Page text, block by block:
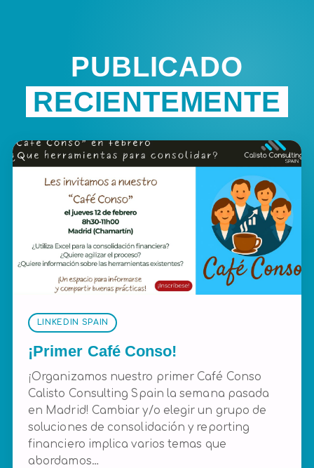
PUBLICADO
RECIENTEMENTE
LINKEDIN SPAIN
¡Primer Café Conso!
¡Organizamos nuestro primer Café Conso
Calisto Consulting Spain la semana pasada
en Madrid! Cambiar y/o elegir un grupo de
soluciones de consolidación y reporting
financiero implica varios temas que
abordamos…